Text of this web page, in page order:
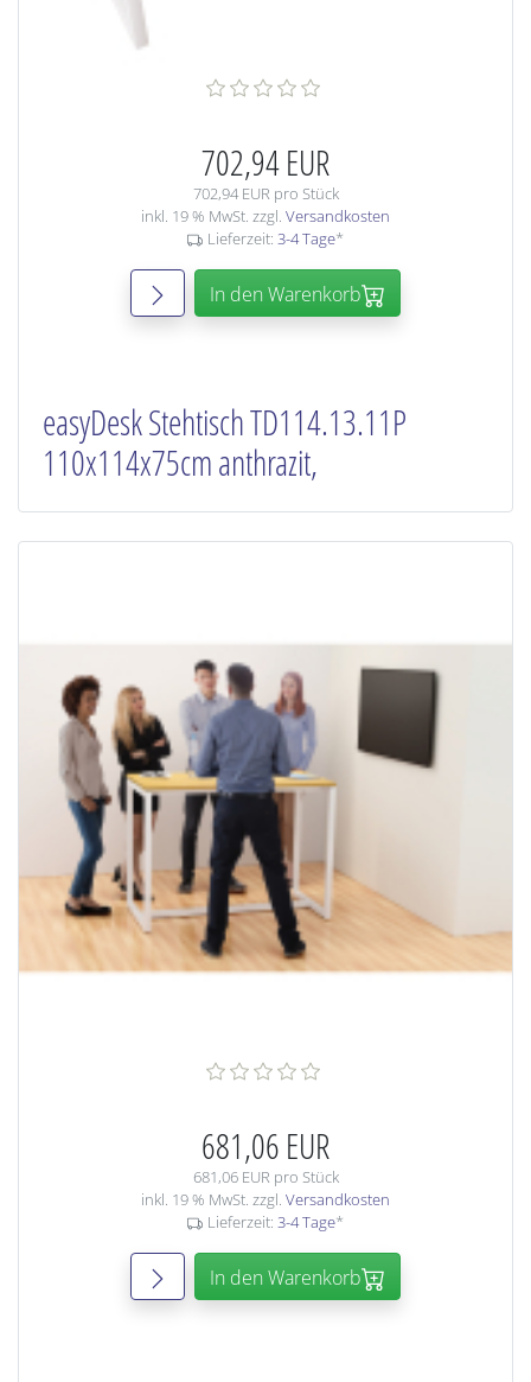
702,94 EUR
702,94 EUR pro Stück
inkl. 19 % MwSt. zzgl. Versandkosten
Lieferzeit: 3-4 Tage*
In den Warenkorb
easyDesk Stehtisch TD114.13.11P
110x114x75cm anthrazit,
681,06 EUR
681,06 EUR pro Stück
inkl. 19 % MwSt. zzgl. Versandkosten
Lieferzeit: 3-4 Tage*
In den Warenkorb